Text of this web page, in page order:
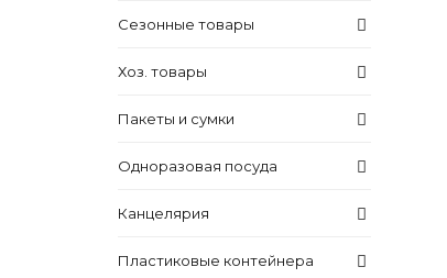
Сезонные товары
Хоз. товары
Пакеты и сумки
Одноразовая посуда
Канцелярия
Пластиковые контейнера